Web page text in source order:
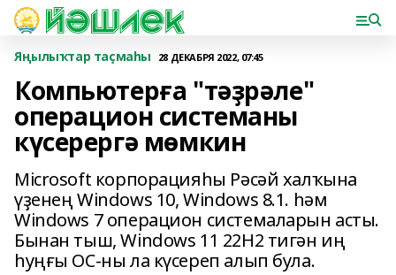
Яңылыҡтар таҫмаһы 28 ДЕКАБРЯ 2022, 07:45
Компьютерға "тәҙрәле"
операцион системаны
күсерергә мөмкин
Microsoft корпорацияһы Рәсәй халҡына
үҙенең Windows 10, Windows 8.1. һәм
Windows 7 операцион системаларын асты.
Бынан тыш, Windows 11 22H2 тигән иң
һуңғы ОС-ны ла күсереп алып була.